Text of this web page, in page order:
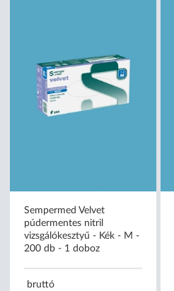
Sempermed Velvet
púdermentes nitril
vizsgálókesztyű - Kék - M -
200 db - 1 doboz
bruttó